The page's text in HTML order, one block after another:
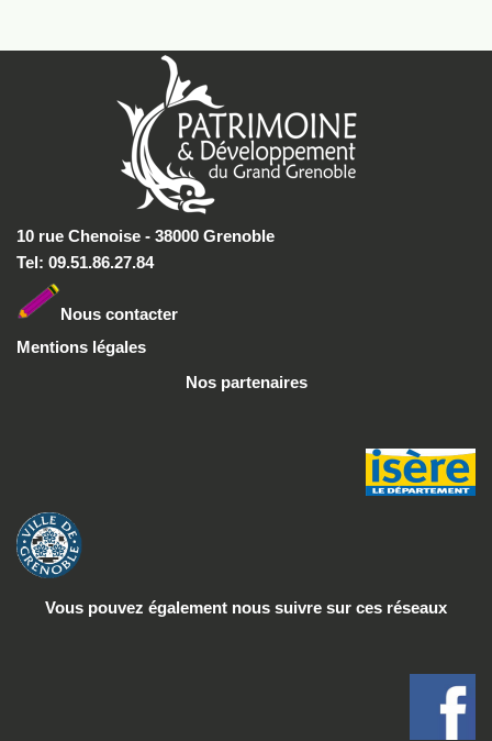
10 rue Chenoise - 38000 Grenoble
Tel: 09.51.86.27.84
Nous contacter
Mentions légales
Nos partenaires
Vous pouvez également nous suivre sur ces réseaux